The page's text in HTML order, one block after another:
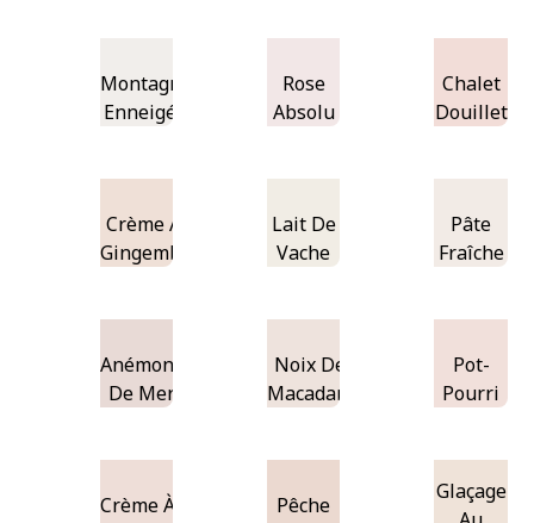
Montagne
Enneigée
Rose
Absolu
Chalet
Douillet
Crème Au
Gingembre
Lait De
Vache
Pâte
Fraîche
Anémone
De Mer
Noix De
Macadam
Pot-
Pourri
Crème À
Pêche
Glaçage